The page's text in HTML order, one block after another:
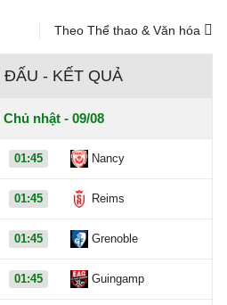
Theo Thể thao & Văn hóa
ĐẤU - KẾT QUẢ
Chủ nhật - 09/08
01:45 Nancy
01:45 Reims
01:45 Grenoble
01:45 Guingamp